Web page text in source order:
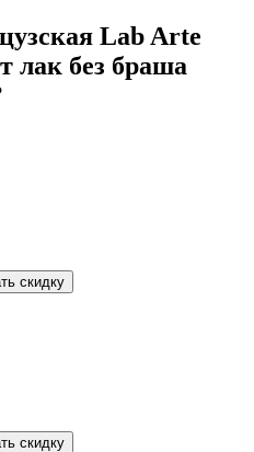
Lab Arte
лак без браша
скидку
скидку